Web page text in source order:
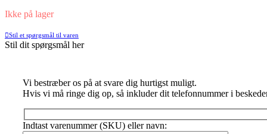
Ikke på lager
Stil et spørgsmål til varen
Stil dit spørgsmål her
Vi bestræber os på at svare dig hurtigst muligt.
Hvis vi må ringe dig op, så inkluder dit telefonnummer i
Indtast varenummer (SKU) eller navn: